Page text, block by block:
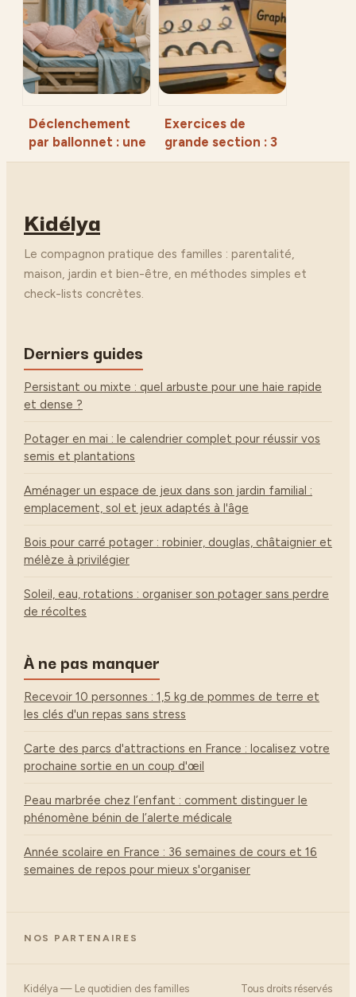
et clés pour une
alimentation
équilibrée
choisir l’identité
idéale de votre
enfant
Déclenchement
par ballonnet : une
méthode
douceur
Exercices de
grande section : 3
piliers pour réussir
Kidélya
Le compagnon pratique des familles : parentalité,
maison, jardin et bien-être, en méthodes simples et
check-lists concrètes.
Derniers guides
Persistant ou mixte : quel arbuste pour une haie rapide
et dense ?
Potager en mai : le calendrier complet pour réussir vos
semis et plantations
Aménager un espace de jeux dans son jardin familial :
emplacement, sol et jeux adaptés à l'âge
Bois pour carré potager : robinier, douglas, châtaignier et
mélèze à privilégier
Soleil, eau, rotations : organiser son potager sans perdre
de récoltes
À ne pas manquer
Recevoir 10 personnes : 1,5 kg de pommes de terre et
les clés d'un repas sans stress
Carte des parcs d'attractions en France : localisez votre
prochaine sortie en un coup d'œil
Peau marbrée chez l’enfant : comment distinguer le
phénomène bénin de l’alerte médicale
Année scolaire en France : 36 semaines de cours et 16
semaines de repos pour mieux s'organiser
NOS PARTENAIRES
Kidélya — Le quotidien des familles Tous droits réservés